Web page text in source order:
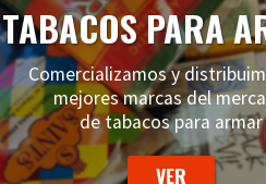
TABACOS PARA
Comercializamos y
mejores marcas del
de tabacos para armar